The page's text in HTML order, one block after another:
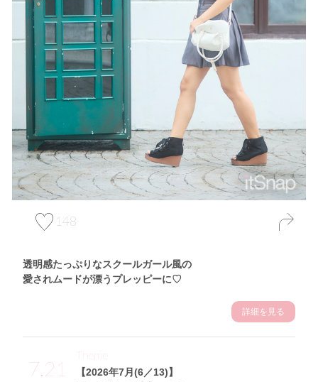
148
透明感たっぷりなスクールガール風の
愛されムードが漂うプレッピーに♡
詳細を見る
7.21
【2026年7月(6／13)】
Theme